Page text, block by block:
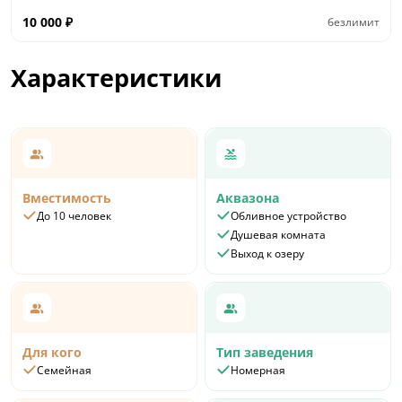
10 000 ₽ безлимит
Характеристики
Вместимость
До 10 человек
Аквазона
Обливное устройство
Душевая комната
Выход к озеру
Для кого
Семейная
Тип заведения
Номерная